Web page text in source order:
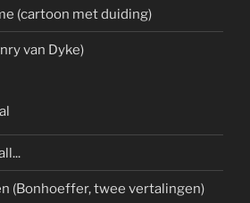
(cartoon met duiding)
van Dyke)
(Bonhoeffer, twee vertalingen)